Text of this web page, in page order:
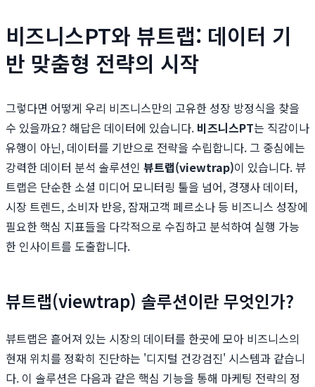
비즈니스PT와 뷰트랩: 데이터 기
반 맞춤형 전략의 시작
그렇다면 어떻게 우리 비즈니스만의 고유한 성장 방정식을 찾을
수 있을까요? 해답은 데이터에 있습니다. 비즈니스PT는 직감이나
유행이 아닌, 데이터를 기반으로 전략을 수립합니다. 그 중심에는
강력한 데이터 분석 솔루션인 뷰트랩(viewtrap)이 있습니다. 뷰
트랩은 단순한 소셜 미디어 모니터링 툴을 넘어, 경쟁사 데이터,
시장 트렌드, 소비자 반응, 잠재고객 페르소나 등 비즈니스 성장에
필요한 핵심 지표들을 다각적으로 수집하고 분석하여 실행 가능
한 인사이트를 도출합니다.
뷰트랩(viewtrap) 솔루션이란 무엇인가?
뷰트랩은 흩어져 있는 시장의 데이터를 한곳에 모아 비즈니스의
현재 위치를 정확히 진단하는 '디지털 건강검진' 시스템과 같습니
다. 이 솔루션은 다음과 같은 핵심 기능을 통해 마케팅 전략의 정